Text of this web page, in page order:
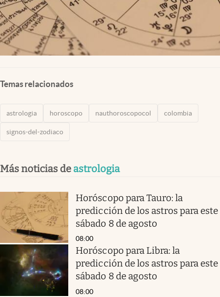
Temas relacionados
astrologia horoscopo nauthoroscopocol colombia
signos-del-zodiaco
Más noticias de astrologia
Horóscopo para Tauro: la
predicción de los astros para este
sábado 8 de agosto
08:00
Horóscopo para Libra: la
predicción de los astros para este
sábado 8 de agosto
08:00